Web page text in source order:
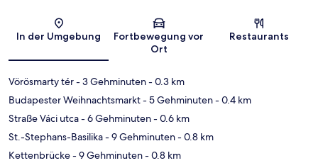
Karte
In der Umgebung
Fortbewegung vor
Ort
Restaurants
Vörösmarty tér- 3 Gehminuten- 0.3 km
Budapester Weihnachtsmarkt- 5 Gehminuten- 0.4 km
Straße Váci utca- 6 Gehminuten- 0.6 km
St.-Stephans-Basilika- 9 Gehminuten- 0.8 km
Kettenbrücke- 9 Gehminuten- 0.8 km